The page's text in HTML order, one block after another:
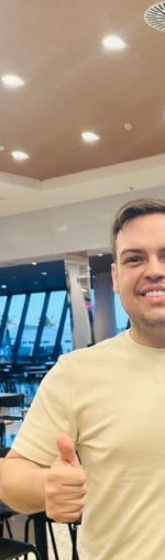
Renato
Wesley
Mãe
Ariane
O PSOL afirma
combate o
filiados, há
causa, sendo
conjunto de